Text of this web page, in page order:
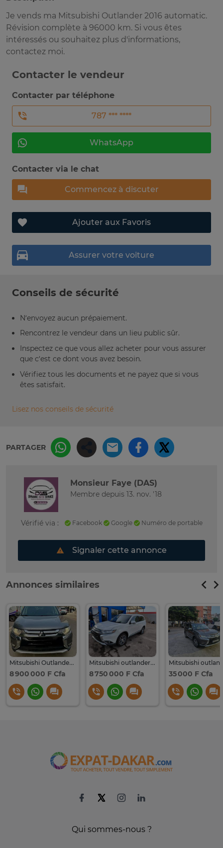
Je vends ma Mitsubishi Outlander 2016 automatic.
Révision complète à 96000 km. Si vous êtes
intéressés ou souhaitez plus d'informations,
contactez moi.
Contacter le vendeur
Contacter par téléphone
787 *** ****
WhatsApp
Contacter via le chat
Commencez à discuter
Ajouter aux Favoris
Assurer votre voiture
Conseils de sécurité
N’envoyez aucun prépaiement.
Rencontrez le vendeur dans un lieu public sûr.
Inspectez ce que vous allez acheter pour vous assurer
que c’est ce dont vous avez besoin.
Vérifiez tous les documents et ne payez que si vous
êtes satisfait.
Lisez nos conseils de sécurité
PARTAGER
Monsieur Faye (DAS)
Membre depuis 13. nov. '18
Vérifié via : Facebook Google Numéro de portable
Signaler cette annonce
Annonces similaires
Mitsubishi Outlander 7 places
8 900 000 F Cfa
Mitsubishi outlander 7 places
8 750 000 F Cfa 35 000 F Cfa
Qui sommes-nous ?